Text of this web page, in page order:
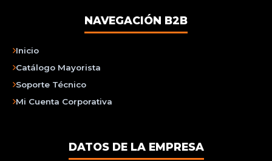
NAVEGACIÓN B2B
Inicio
Catálogo Mayorista
Soporte Técnico
Mi Cuenta Corporativa
DATOS DE LA EMPRESA